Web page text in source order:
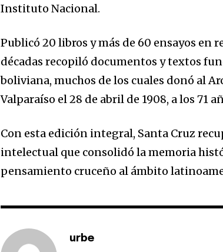
Instituto Nacional.
Publicó 20 libros y más de 60 ensayos en
décadas recopiló documentos y textos
boliviana, muchos de los cuales donó al
Valparaíso el 28 de abril de 1908, a los 71
Con esta edición integral, Santa Cruz
intelectual que consolidó la memoria
pensamiento cruceño al ámbito
urbe